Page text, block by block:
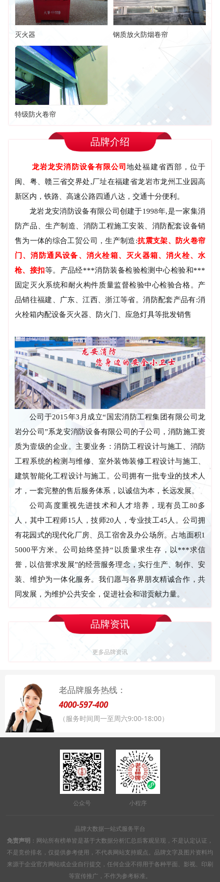
灭火器 钢质放火防烟卷帘
特级防火卷帘
品牌介绍
龙岩龙安消防设备有限公司地处福建省西部，位于
闽、粤、赣三省交界处,厂址在福建省龙岩市龙州工业园高
新区内，铁路、高速公路四通八达，交通十分便利。
龙岩龙安消防设备有限公司创建于1998年,是一家集消
防产品、生产制造、消防工程施工安装、消防配套设备销
售为一体的综合工贸公司，生产制造:抗震支架、防火卷帘
门、消防通风设备、消火栓箱、灭火器箱、消火栓、水
枪、接扣等。产品经***消防装备检验检测中心检验和***
固定灭火系统和耐火构件质量监督检验中心检验合格。产
品销往福建、广东、江西、浙江等省。消防配套产品有:消
火栓箱内配设备灭火器、防火门、应急灯具等批发销售
公司于2015年3月成立“国宏消防工程集团有限公司龙
岩分公司”系龙安消防设备有限公司的子公司，消防施工资
质为壹级的企业。主要业务：消防工程设计与施工、消防
工程系统的检测与维修、室外装饰装修工程设计与施工、
建筑智能化工程设计与施工。公司拥有一批专业的技术人
才，一套完整的售后服务体系，以诚信为本，长远发展。
公司高度重视先进技术和人才培养，现有员工80多
人，其中工程师15人，技师20人，专业技工45人。公司拥
有花园式的现代化厂房、员工宿舍及办公场所。占地面积1
5000平方米。公司始终坚持“以质量求生存，以***求信
誉，以信誉求发展”的经营服务理念，实行生产、制作、安
装、维护为一体化服务。我们愿与各界朋友精诚合作，共
同发展，为维护公共安全，促进社会和谐贡献力量。
品牌资讯
更多品牌资讯
老品牌服务热线：
4000-597-400
（服务时间周一至周六9:00-18:00）
公众号 小程序
品牌大数据一站式服务平台
免责声明 ：网站所有榜单皆是基于大数据分析汇总后客观呈现，不是认定认证，
不是竞价排名，仅提供参考使用，不代表网站支持观点。品牌文字及图片资料均
来源于企业官方网站或企业自行提交，任何企业不得用于各种平面、影视、印刷
等宣传推广，不作为参考标准。